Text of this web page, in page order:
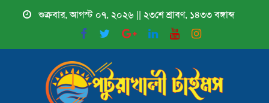
শুক্রবার, আগস্ট ০৭, ২০২৬ || ২৩শে শ্রাবণ, ১৪৩৩ বঙ্গাব্দ